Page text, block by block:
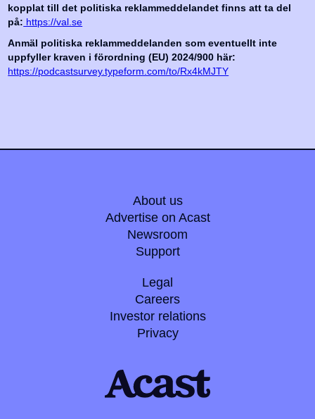
kopplat till det politiska reklammeddelandet finns att ta del
på: https://val.se
Anmäl politiska reklammeddelanden som eventuellt inte
uppfyller kraven i förordning (EU) 2024/900 här:
https://podcastsurvey.typeform.com/to/Rx4kMJTY
About us
Advertise on Acast
Newsroom
Support
Legal
Careers
Investor relations
Privacy